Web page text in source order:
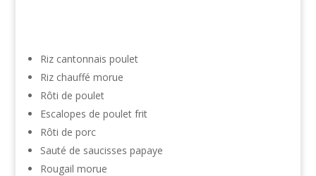
Riz cantonnais poulet
Riz chauffé morue
Rôti de poulet
Escalopes de poulet frit
Rôti de porc
Sauté de saucisses papaye
Rougail morue